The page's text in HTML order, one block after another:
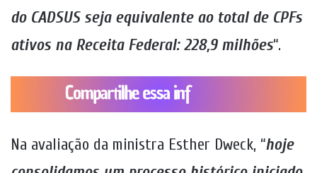
do CADSUS seja equivalente ao total de CPFs
ativos na Receita Federal: 228,9 milhões“.
Na avaliação da ministra Esther Dweck, “hoje